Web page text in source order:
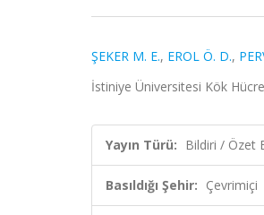
ŞEKER M. E., EROL Ö. D.,
İstiniye Üniversitesi Kök
Yayın Türü: Bildiri / Özet
Basıldığı Şehir: Çevrimiçi